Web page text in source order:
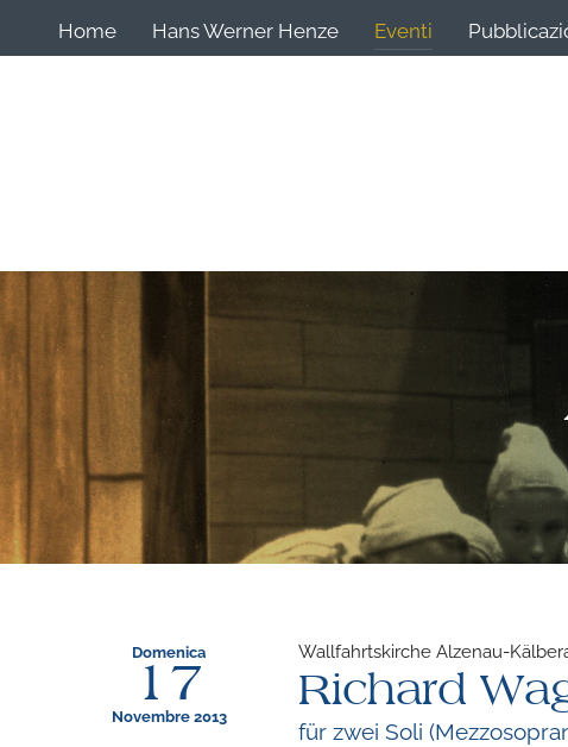
Home Hans Werner Henze Eventi
Domenica
17
Novembre 2013
Wallfahrtskirche Alzenau-
Richard
für zwei Soli